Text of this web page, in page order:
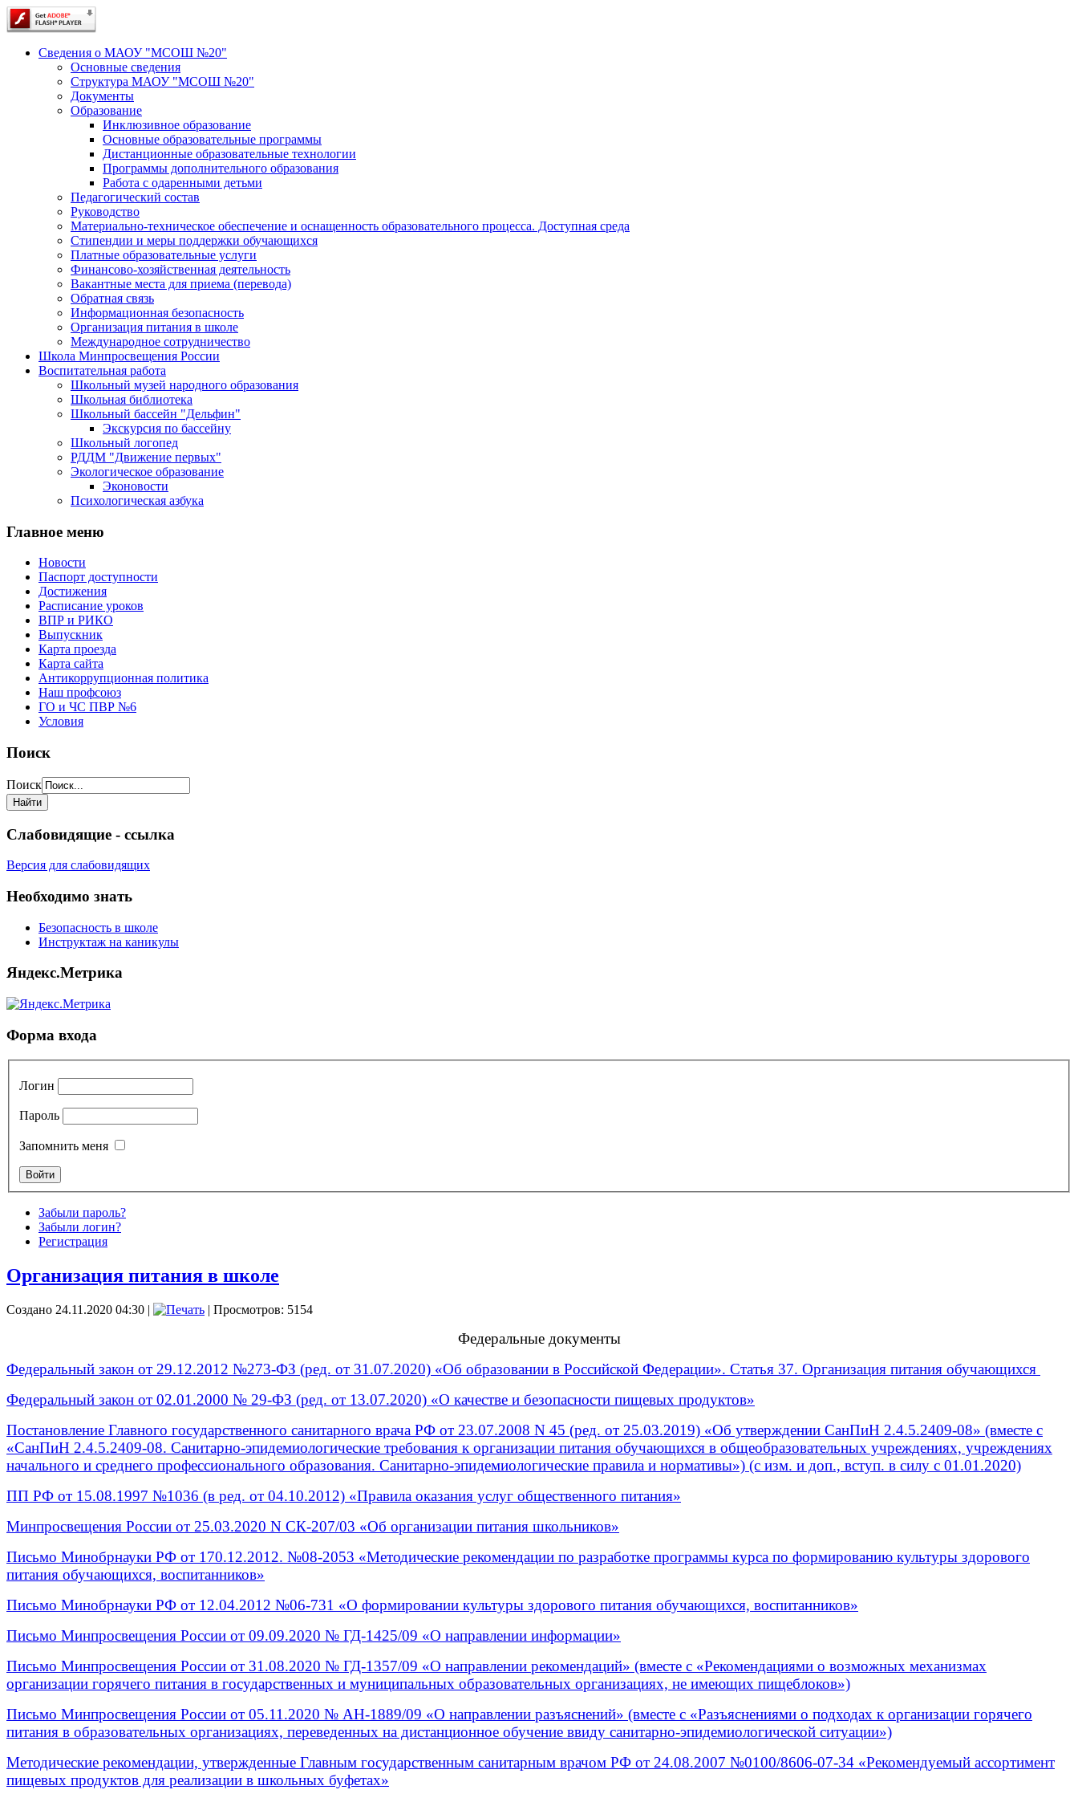
Сведения о МАОУ "МСОШ №20"
Основные сведения
Структура МАОУ "МСОШ №20"
Документы
Образование
Инклюзивное образование
Основные образовательные программы
Дистанционные образовательные технологии
Программы дополнительного образования
Работа с одаренными детьми
Педагогический состав
Руководство
Материально-техническое обеспечение и оснащенность образовательного процесса. Доступная среда
Стипендии и меры поддержки обучающихся
Платные образовательные услуги
Финансово-хозяйственная деятельность
Вакантные места для приема (перевода)
Обратная связь
Информационная безопасность
Организация питания в школе
Международное сотрудничество
Школа Минпросвещения России
Воспитательная работа
Школьный музей народного образования
Школьная библиотека
Школьный бассейн "Дельфин"
Экскурсия по бассейну
Школьный логопед
РДДМ "Движение первых"
Экологическое образование
Эконовости
Психологическая азбука
Главное меню
Новости
Паспорт доступности
Достижения
Расписание уроков
ВПР и РИКО
Выпускник
Карта проезда
Карта сайта
Антикоррупционная политика
Наш профсоюз
ГО и ЧС ПВР №6
Условия
Поиск
Поиск
Слабовидящие - ссылка
Версия для слабовидящих
Необходимо знать
Безопасность в школе
Инструктаж на каникулы
Яндекс.Метрика
Форма входа
Логин
Пароль
Запомнить меня
Забыли пароль?
Забыли логин?
Регистрация
Организация питания в школе
Создано 24.11.2020 04:30 | | Просмотров: 5154
Федеральные документы
Федеральный закон от 29.12.2012 №273-ФЗ (ред. от 31.07.2020) «Об образовании в Российской Федерации». Статья 37. Организация питания обучающихся
Федеральный закон от 02.01.2000 № 29-ФЗ (ред. от 13.07.2020) «О качестве и безопасности пищевых продуктов»
Постановление Главного государственного санитарного врача РФ от 23.07.2008 N 45 (ред. от 25.03.2019) «Об утверждении СанПиН 2.4.5.2409-08» (вместе с
«СанПиН 2.4.5.2409-08. Санитарно-эпидемиологические требования к организации питания обучающихся в общеобразовательных учреждениях, учреждениях
начального и среднего профессионального образования. Санитарно-эпидемиологические правила и нормативы») (с изм. и доп., вступ. в силу с 01.01.2020)
ПП РФ от 15.08.1997 №1036 (в ред. от 04.10.2012) «Правила оказания услуг общественного питания»
Минпросвещения России от 25.03.2020 N СК-207/03 «Об организации питания школьников»
Письмо Минобрнауки РФ от 170.12.2012. №08-2053 «Методические рекомендации по разработке программы курса по формированию культуры здорового
питания обучающихся, воспитанников»
Письмо Минобрнауки РФ от 12.04.2012 №06-731 «О формировании культуры здорового питания обучающихся, воспитанников»
Письмо Минпросвещения России от 09.09.2020 № ГД-1425/09 «О направлении информации»
Письмо Минпросвещения России от 31.08.2020 № ГД-1357/09 «О направлении рекомендаций» (вместе с «Рекомендациями о возможных механизмах
организации горячего питания в государственных и муниципальных образовательных организациях, не имеющих пищеблоков»)
Письмо Минпросвещения России от 05.11.2020 № АН-1889/09 «О направлении разъяснений» (вместе с «Разъяснениями о подходах к организации горячего
питания в образовательных организациях, переведенных на дистанционное обучение ввиду санитарно-эпидемиологической ситуации»)
Методические рекомендации, утвержденные Главным государственным санитарным врачом РФ от 24.08.2007 №0100/8606-07-34 «Рекомендуемый ассортимент
пищевых продуктов для реализации в школьных буфетах»